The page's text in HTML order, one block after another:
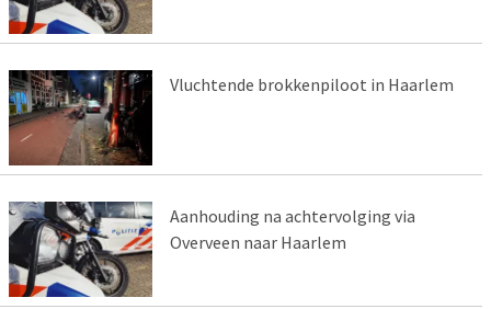
Vluchtende brokkenpiloot in Haarlem
Aanhouding na achtervolging via
Overveen naar Haarlem